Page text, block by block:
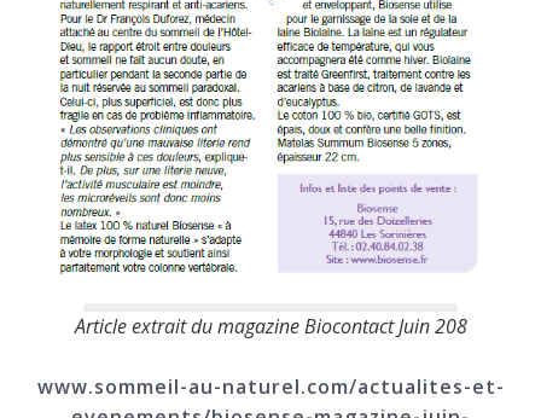
Article extrait du magazine Biocontact Juin 208
www.sommeil-au-naturel.com/actualites-et-